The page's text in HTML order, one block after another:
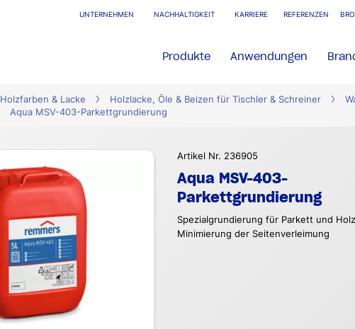
UNTERNEHMEN NACHHALTIGKEIT KARRIERE REFERENZEN
Produkte Anwendungen
Holzfarben & Lacke Holzlacke, Öle & Beizen für Tischler & Schreiner
Aqua MSV-403-Parkettgrundierung
Artikel Nr. 236905
Aqua MSV-403-
Parkettgrundierung
Spezialgrundierung für Parkett und
Minimierung der Seitenverleimung